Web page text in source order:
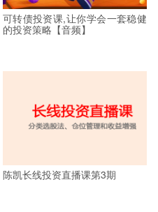
可转债投资课,让你学会一套稳健
的投资策略【音频】
陈凯长线投资直播课第3期